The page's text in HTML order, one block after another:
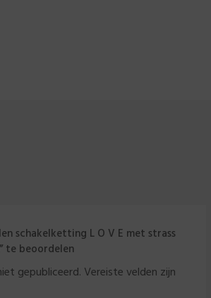
schakelketting L O V E met strass
te beoordelen
gepubliceerd. Vereiste velden zijn